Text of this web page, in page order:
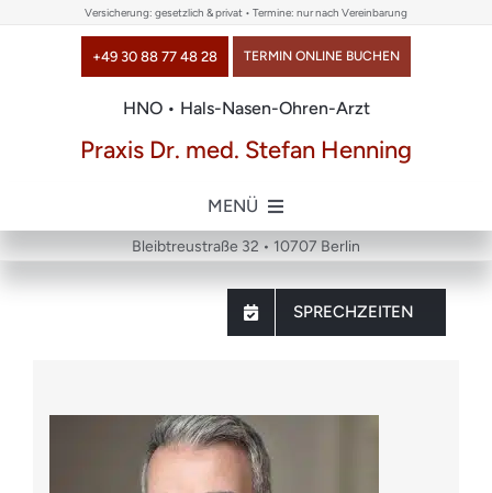
Versicherung: gesetzlich & privat • Termine: nur nach Vereinbarung
HNO • Hals-Nasen-Ohren-Arzt
+49 30 88 77 48 28 TERMIN ONLINE BUCHEN
Praxis Dr. med. Stefan Henning
MENÜ
Home
SPRECHZEITEN
Bleibtreustraße 32 • 10707 Berlin